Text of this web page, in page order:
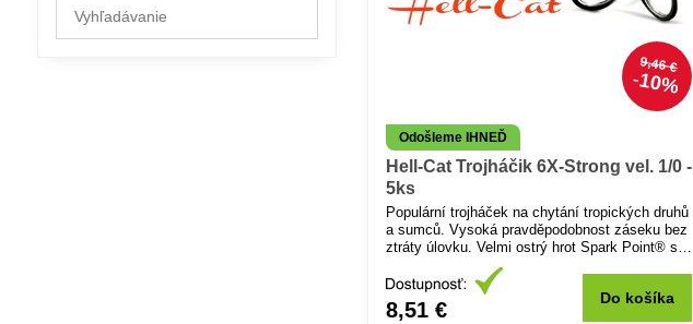
9,46 €
10%
Odošleme IHNEĎ
Hell-Cat Trojháčik 6X-Strong vel. 1/0 -
5ks
Populární trojháček na chytání tropických druhů
a sumců. Vysoká pravděpodobnost záseku bez
ztráty úlovku. Velmi ostrý hrot Spark Point® s
ohromujícím efektem odolnosti a trvanlivosti.
Jedinečný pro použití na patentku, návazce,
vobler.
8,51 € Do košíka
výsledky